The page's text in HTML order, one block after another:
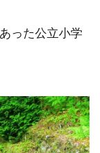
った公立小学